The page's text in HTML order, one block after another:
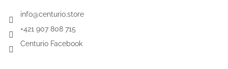
info@centurio.store
+421 907 808 715
Centurio Facebook